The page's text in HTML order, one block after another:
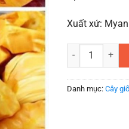
Xuất xứ:
Cây giống mít
Danh mục: Cây